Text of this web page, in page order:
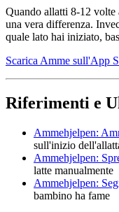
Quando allatti 8-12 volte
una vera differenza.
quale lato hai iniziato,
Scarica Amme sull'App
Riferimenti e
Ammehjelpen:
sull'inizio
Ammehjelpen:
latte manualmente
Ammehjelpen:
bambino ha fame